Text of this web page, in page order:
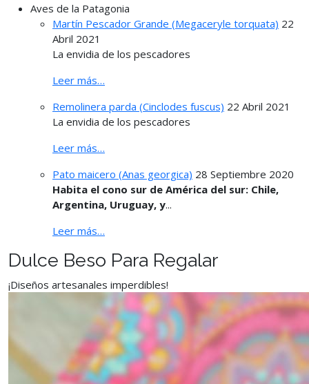
Aves de la Patagonia
Martín Pescador Grande (Megaceryle torquata) 22
Abril 2021
La envidia de los pescadores
Leer más…
Remolinera parda (Cinclodes fuscus) 22 Abril 2021
La envidia de los pescadores
Leer más…
Pato maicero (Anas georgica) 28 Septiembre 2020
Habita el cono sur de América del sur: Chile,
Argentina, Uruguay, y...
Leer más…
Dulce Beso Para Regalar
¡Diseños artesanales imperdibles!